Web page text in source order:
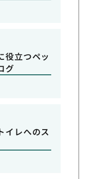
役立つペッ
グ
イレへのス